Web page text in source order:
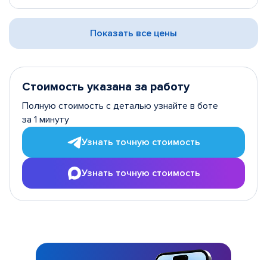
Показать все цены
Стоимость указана за работу
Полную стоимость с деталью узнайте в боте
за 1 минуту
Узнать точную стоимость
Узнать точную стоимость